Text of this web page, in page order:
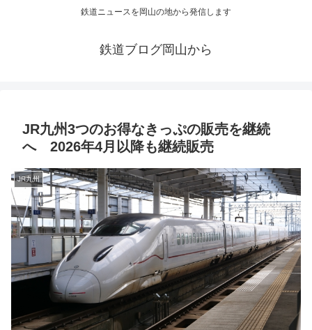
鉄道ニュースを岡山の地から発信します
鉄道ブログ岡山から
JR九州3つのお得なきっぷの販売を継続
へ 2026年4月以降も継続販売
JR九州